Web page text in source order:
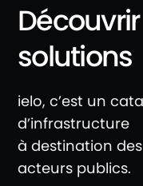
solutions
ielo, c’est un
d’infrastructure
à destination
acteurs publics.